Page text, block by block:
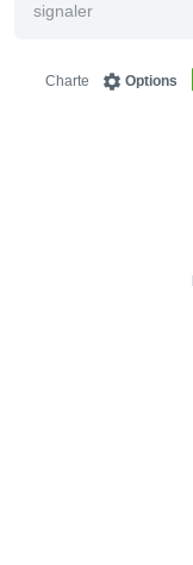
signaler
Options
Charte